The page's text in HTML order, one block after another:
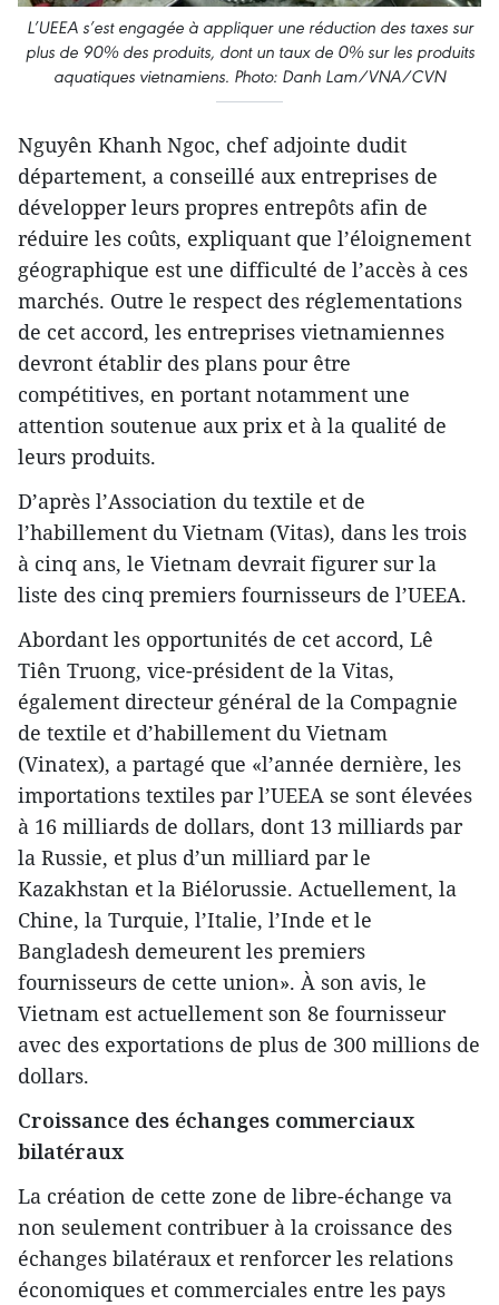
L’UEEA s’est engagée à appliquer une réduction des taxes sur
plus de 90% des produits, dont un taux de 0% sur les produits
aquatiques vietnamiens. Photo: Danh Lam/VNA/CVN
Nguyên Khanh Ngoc, chef adjointe dudit
département, a conseillé aux entreprises de
développer leurs propres entrepôts afin de
réduire les coûts, expliquant que l’éloignement
géographique est une difficulté de l’accès à ces
marchés. Outre le respect des réglementations
de cet accord, les entreprises vietnamiennes
devront établir des plans pour être
compétitives, en portant notamment une
attention soutenue aux prix et à la qualité de
leurs produits.
D’après l’Association du textile et de
l’habillement du Vietnam (Vitas), dans les trois
à cinq ans, le Vietnam devrait figurer sur la
liste des cinq premiers fournisseurs de l’UEEA.
Abordant les opportunités de cet accord, Lê
Tiên Truong, vice-président de la Vitas,
également directeur général de la Compagnie
de textile et d’habillement du Vietnam
(Vinatex), a partagé que «l’année dernière, les
importations textiles par l’UEEA se sont élevées
à 16 milliards de dollars, dont 13 milliards par
la Russie, et plus d’un milliard par le
Kazakhstan et la Biélorussie. Actuellement, la
Chine, la Turquie, l’Italie, l’Inde et le
Bangladesh demeurent les premiers
fournisseurs de cette union». À son avis, le
Vietnam est actuellement son 8e fournisseur
avec des exportations de plus de 300 millions de
dollars.
Croissance des échanges commerciaux
bilatéraux
La création de cette zone de libre-échange va
non seulement contribuer à la croissance des
échanges bilatéraux et renforcer les relations
économiques et commerciales entre les pays